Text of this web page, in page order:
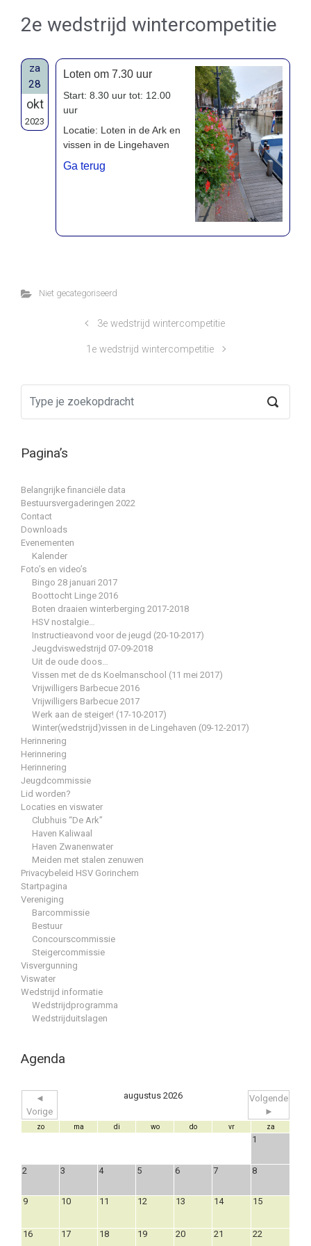
2e wedstrijd wintercompetitie
za
28
okt
2023
Loten om 7.30 uur
Start: 8.30 uur tot: 12.00
uur
Locatie: Loten in de Ark en
vissen in de Lingehaven
Ga terug
Niet gecategoriseerd
3e wedstrijd wintercompetitie
1e wedstrijd wintercompetitie
Pagina’s
Belangrijke financiële data
Bestuursvergaderingen 2022
Contact
Downloads
Evenementen
Kalender
Foto’s en video’s
Bingo 28 januari 2017
Boottocht Linge 2016
Boten draaien winterberging 2017-2018
HSV nostalgie…
Instructieavond voor de jeugd (20-10-2017)
Jeugdviswedstrijd 07-09-2018
Uit de oude doos…
Vissen met de ds Koelmanschool (11 mei 2017)
Vrijwilligers Barbecue 2016
Vrijwilligers Barbecue 2017
Werk aan de steiger! (17-10-2017)
Winter(wedstrijd)vissen in de Lingehaven (09-12-2017)
Herinnering
Herinnering
Herinnering
Jeugdcommissie
Lid worden?
Locaties en viswater
Clubhuis “De Ark”
Haven Kaliwaal
Haven Zwanenwater
Meiden met stalen zenuwen
Privacybeleid HSV Gorinchem
Startpagina
Vereniging
Barcommissie
Bestuur
Concourscommissie
Steigercommissie
Visvergunning
Viswater
Wedstrijd informatie
Wedstrijdprogramma
Wedstrijduitslagen
Agenda
◄
Vorige
augustus 2026
Volgende
►
zo ma di wo do vr za
1
2 3 4 5 6 7 8
9 10 11 12 13 14 15
16 17 18 19 20 21 22